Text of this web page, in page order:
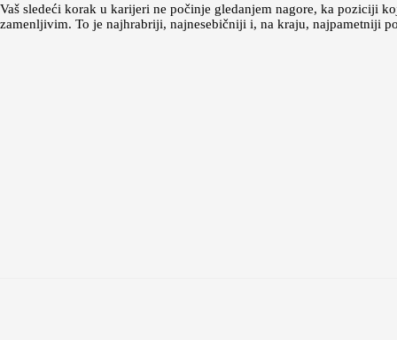
Vaš sledeći korak u karijeri ne počinje gledanjem nagore, ka poziciji
zamenljivim. To je najhrabriji, najnesebičniji i, na kraju, najpametniji